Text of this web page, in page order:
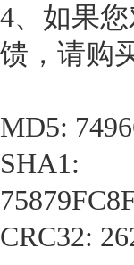
4、如果
馈，请购
MD5:
SHA1:
CRC32: